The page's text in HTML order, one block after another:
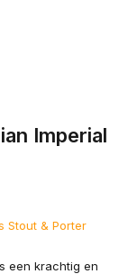
Imperial
Stout & Porter
een krachtig en